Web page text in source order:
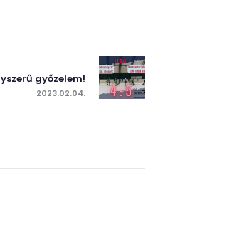
győzelem!
2023.02.04.